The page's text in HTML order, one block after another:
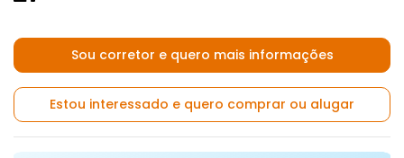
Sou corretor e quero mais informações
Estou interessado e quero comprar ou alugar